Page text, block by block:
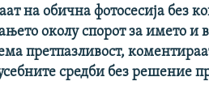
на обична фотосесија без
околу спорот за името и
претпазливост,
средби без решение